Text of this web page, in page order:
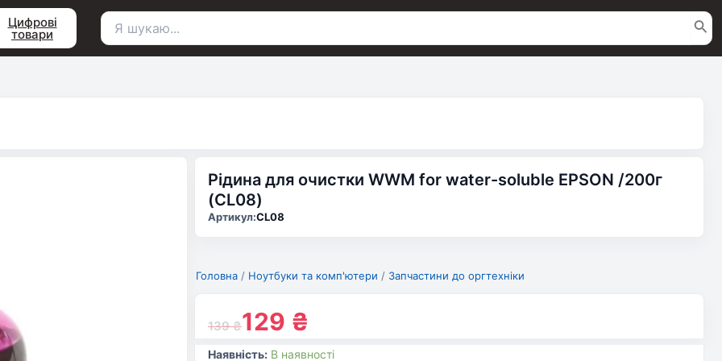
Цифрові
товари
Пошук
Рідина для очистки WWM for water-soluble EPSON /200г
(CL08)
Артикул:CL08
Головна / Ноутбуки та комп'ютери / Запчастини до оргтехніки
139₴129 ₴
Наявність: В наявності